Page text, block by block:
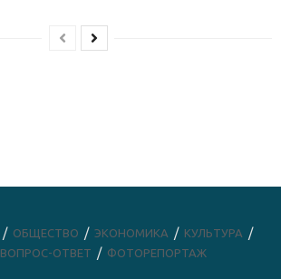
ОБЩЕСТВО ЭКОНОМИКА
КУЛЬТУРА
ВОПРОС-ОТВЕТ ФОТОРЕПОРТАЖ